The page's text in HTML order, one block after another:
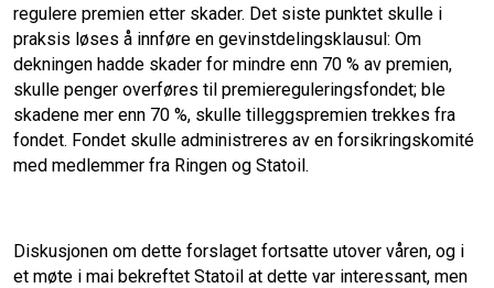
regulere premien etter skader. Det siste punktet skulle i
praksis løses å innføre en gevinstdelingsklausul: Om
dekningen hadde skader for mindre enn 70 % av premien,
skulle penger overføres til premiereguleringsfondet; ble
skadene mer enn 70 %, skulle tilleggspremien trekkes fra
fondet. Fondet skulle administreres av en forsikringskomité
med medlemmer fra Ringen og Statoil.
Diskusjonen om dette forslaget fortsatte utover våren, og i
et møte i mai bekreftet Statoil at dette var interessant, men